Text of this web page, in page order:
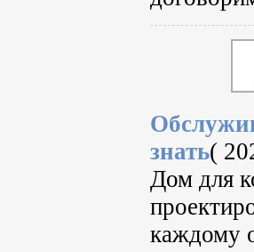
знать(
Дом для
каждому